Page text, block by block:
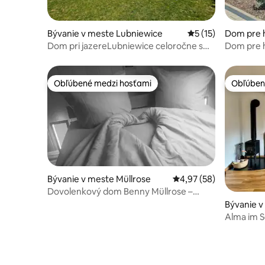
Bývanie v meste Lubniewice Priemerné
5 (15)
Dom pri jazereLubniewice celoročne s
Dom pre
ska
Dom pre
Obľúbené medzi hosťami
Obľúbené medzi hosťami
Bývanie v meste Müllrose Priemerné
4,97 (58)
Dovolenkový dom Benny Müllrose –
Bývanie
Alma im